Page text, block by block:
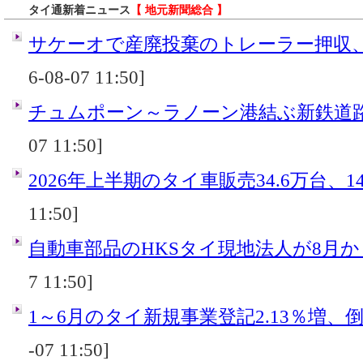
タイ通新着ニュース 【 地元新聞総合 】
サケーオで産廃投棄のトレーラー押収
6-08-07 11:50]
チュムポーン～ラノーン港結ぶ新鉄道
07 11:50]
2026年上半期のタイ車販売34.6万台、
11:50]
自動車部品のHKSタイ現地法人が8月
7 11:50]
1～6月のタイ新規事業登記2.13％増、
-07 11:50]